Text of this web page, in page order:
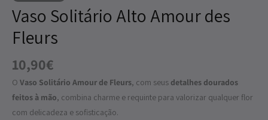
Vaso Solitário Alto Amour des
Fleurs
10,90€
O Vaso Solitário Amour de Fleurs, com seus detalhes dourados
feitos à mão, combina charme e requinte para valorizar qualquer flor
com delicadeza e sofisticação.